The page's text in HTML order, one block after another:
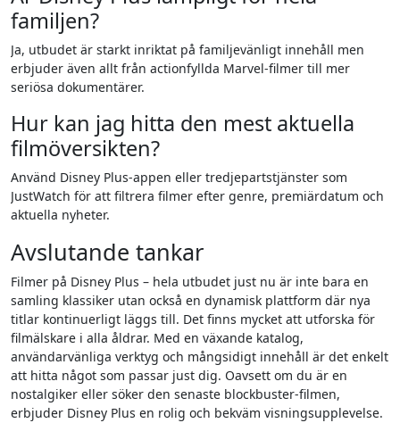
familjen?
Ja, utbudet är starkt inriktat på familjevänligt innehåll men
erbjuder även allt från actionfyllda Marvel-filmer till mer
seriösa dokumentärer.
Hur kan jag hitta den mest aktuella
filmöversikten?
Använd Disney Plus-appen eller tredjepartstjänster som
JustWatch för att filtrera filmer efter genre, premiärdatum och
aktuella nyheter.
Avslutande tankar
Filmer på Disney Plus – hela utbudet just nu är inte bara en
samling klassiker utan också en dynamisk plattform där nya
titlar kontinuerligt läggs till. Det finns mycket att utforska för
filmälskare i alla åldrar. Med en växande katalog,
användarvänliga verktyg och mångsidigt innehåll är det enkelt
att hitta något som passar just dig. Oavsett om du är en
nostalgiker eller söker den senaste blockbuster-filmen,
erbjuder Disney Plus en rolig och bekväm visningsupplevelse.